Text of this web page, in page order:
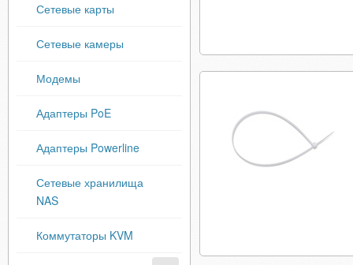
Сетевые карты
Сетевые камеры
Модемы
Адаптеры PoE
Адаптеры Powerline
Сетевые хранилища
NAS
Коммутаторы KVM